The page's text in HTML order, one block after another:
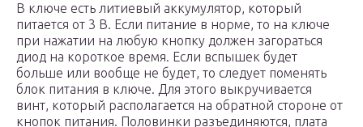
В ключе есть литиевый аккумулятор, который
питается от 3 В. Если питание в норме, то на ключе
при нажатии на любую кнопку должен загораться
диод на короткое время. Если вспышек будет
больше или вообще не будет, то следует поменять
блок питания в ключе. Для этого выкручивается
винт, который располагается на обратной стороне от
кнопок питания. Половинки разъединяются, плата